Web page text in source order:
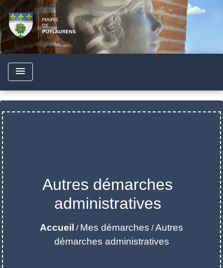
menu
Autres démarches
administratives
Accueil / Mes démarches /Autres
démarches administratives